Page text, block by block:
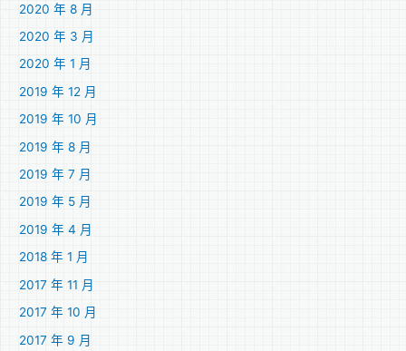
2020 年 8 月
2020 年 3 月
2020 年 1 月
2019 年 12 月
2019 年 10 月
2019 年 8 月
2019 年 7 月
2019 年 5 月
2019 年 4 月
2018 年 1 月
2017 年 11 月
2017 年 10 月
2017 年 9 月